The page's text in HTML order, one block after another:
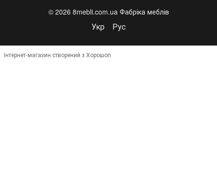
© 2026 8mebli.com.ua Фабріка меблів
Укр Рус
Інтернет-магазин створений з Хорошоп